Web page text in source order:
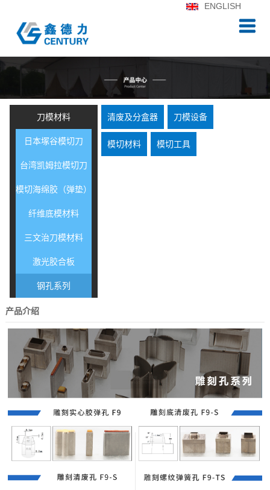
ENGLISH
刀模材料
日本塚谷模切刀
台湾凯姆拉模切刀
模切海绵胶（弹垫）
纤维底模材料
三文治刀模材料
激光胶合板
钢孔系列
清废及分盒器 刀模设备
模切材料 模切工具
产品介绍